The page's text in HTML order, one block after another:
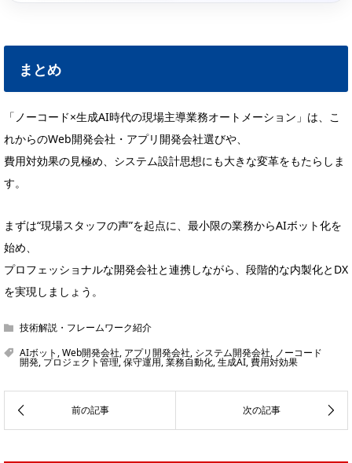
まとめ
「ノーコード×生成AI時代の現場主導業務オートメーション」は、こ
れからのWeb開発会社・アプリ開発会社選びや、
費用対効果の見極め、システム設計思想にも大きな変革をもたらしま
す。
まずは“現場スタッフの声”を起点に、最小限の業務からAIボット化を
始め、
プロフェッショナルな開発会社と連携しながら、段階的な内製化とDX
を実現しましょう。
技術解説・フレームワーク紹介
AIボット ,Web開発会社, アプリ開発会社, システム開発会社, ノーコード
開発,プロジェクト管理,保守運用,業務自動化,生成AI,費用対効果